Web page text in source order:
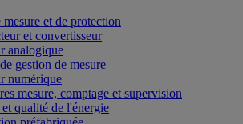
mesure et de protection
et convertisseur
analogique
gestion de mesure
numérique
mesure, comptage et supervision
qualité de l'énergie